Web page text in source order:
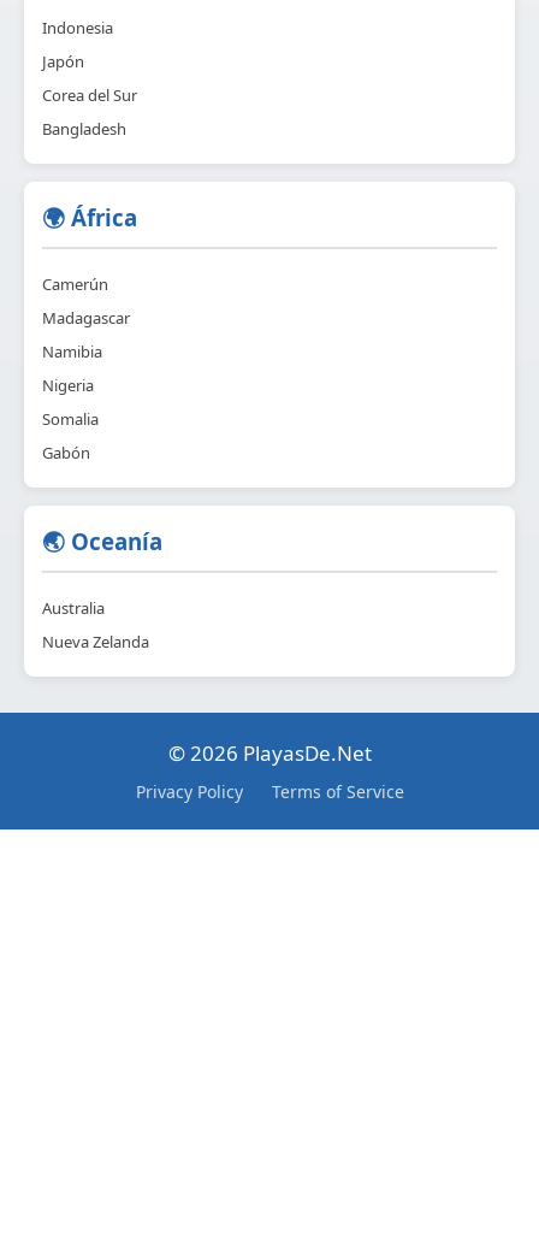
Indonesia
Japón
Corea del Sur
Bangladesh
🌍 África
Camerún
Madagascar
Namibia
Nigeria
Somalia
Gabón
🌏 Oceanía
Australia
Nueva Zelanda
© 2026 PlayasDe.Net
Privacy Policy Terms of Service